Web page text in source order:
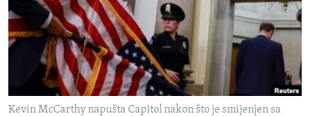
MAGAZIN
O GLASU AMERIKE
Learning English
PRATITE NAS
Kevin McCarthy napušta Capitol nakon što je smijenjen sa